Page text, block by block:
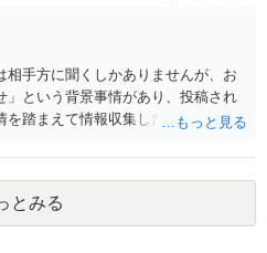
相手方に聞くしかありませんが、お
」という背景事情があり、投稿され
を踏まえて情報収集した結果、この
ったことで「答え合わせ」になって
相手方の動きについても、相手方次
開の場で回答するには情報が乏し
とは事案の特定に繋がってしまうの
とみる